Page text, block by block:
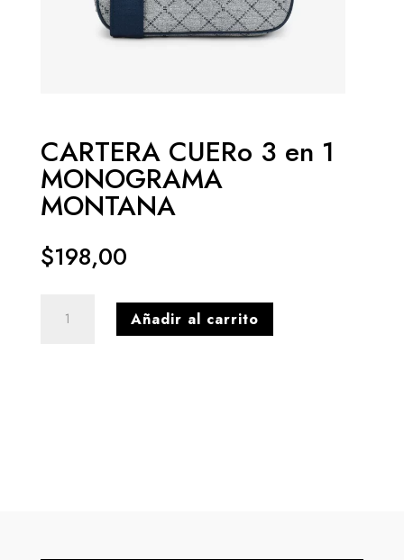
CARTERA CUERo 3 en 1
MONOGRAMA
MONTANA
$198,00
CUERo
Añadir al carrito